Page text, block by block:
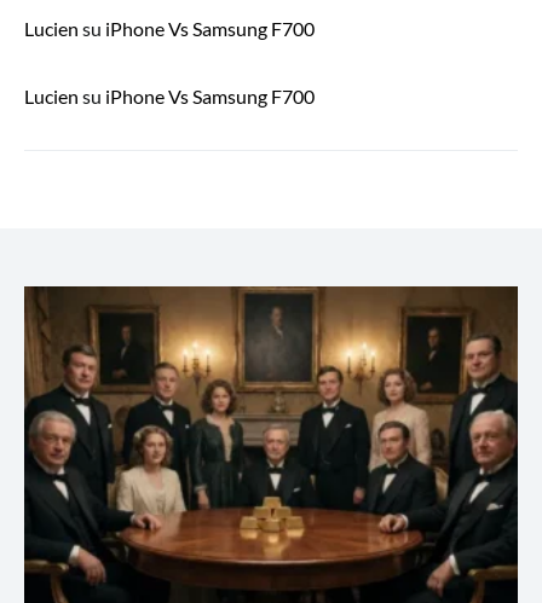
Lucien su iPhone Vs Samsung F700
Lucien su iPhone Vs Samsung F700